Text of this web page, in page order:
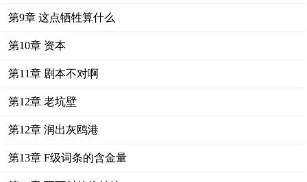
第9章 这点牺牲算什么
第10章 资本
第11章 剧本不对啊
第12章 老坑壁
第12章 润出灰鸥港
第13章 F级词条的含金量